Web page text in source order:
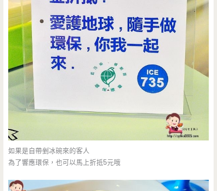
如果是自帶剉冰碗來的客人
為了響應環保，也可以馬上折抵5元哦